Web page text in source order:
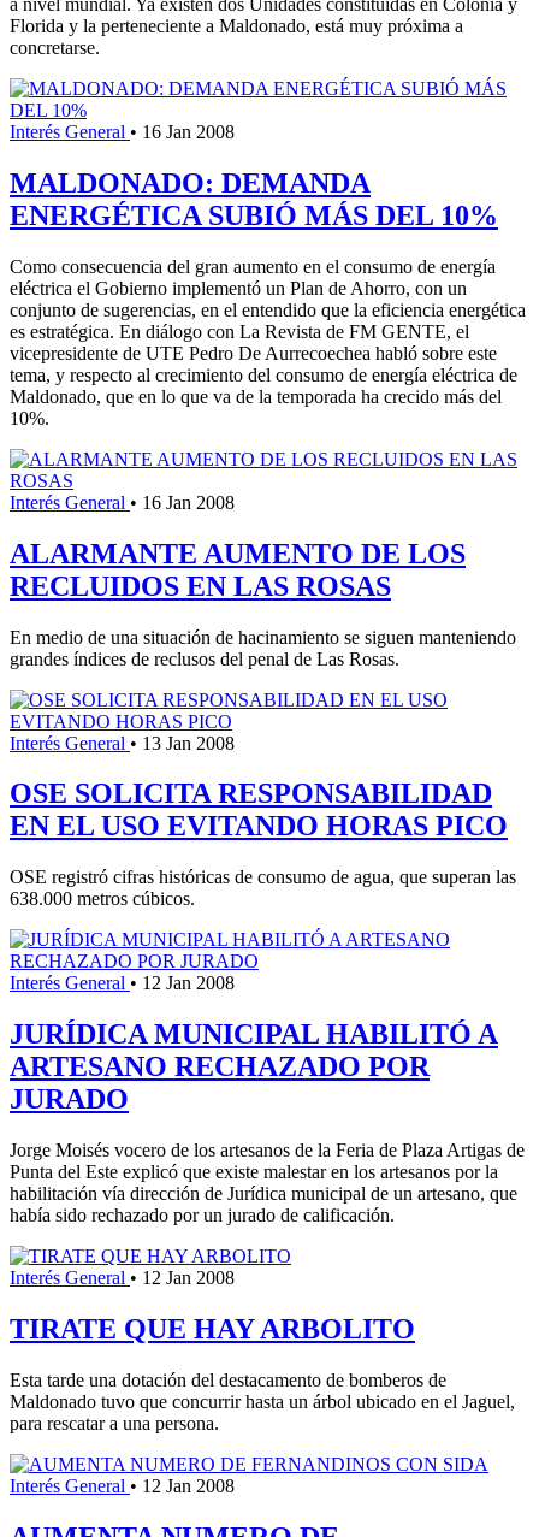
Florida y la perteneciente a Maldonado, está muy próxima a
concretarse.
Interés General • 16 Jan 2008
MALDONADO: DEMANDA
ENERGÉTICA SUBIÓ MÁS DEL 10%
Como consecuencia del gran aumento en el consumo de energía
eléctrica el Gobierno implementó un Plan de Ahorro, con un
conjunto de sugerencias, en el entendido que la eficiencia energética
es estratégica. En diálogo con La Revista de FM GENTE, el
vicepresidente de UTE Pedro De Aurrecoechea habló sobre este
tema, y respecto al crecimiento del consumo de energía eléctrica de
Maldonado, que en lo que va de la temporada ha crecido más del
10%.
Interés General • 16 Jan 2008
ALARMANTE AUMENTO DE LOS
RECLUIDOS EN LAS ROSAS
En medio de una situación de hacinamiento se siguen manteniendo
grandes índices de reclusos del penal de Las Rosas.
Interés General • 13 Jan 2008
OSE SOLICITA RESPONSABILIDAD
EN EL USO EVITANDO HORAS PICO
OSE registró cifras históricas de consumo de agua, que superan las
638.000 metros cúbicos.
Interés General • 12 Jan 2008
JURÍDICA MUNICIPAL HABILITÓ A
ARTESANO RECHAZADO POR
JURADO
Jorge Moisés vocero de los artesanos de la Feria de Plaza Artigas de
Punta del Este explicó que existe malestar en los artesanos por la
habilitación vía dirección de Jurídica municipal de un artesano, que
había sido rechazado por un jurado de calificación.
Interés General • 12 Jan 2008
TIRATE QUE HAY ARBOLITO
Esta tarde una dotación del destacamento de bomberos de
Maldonado tuvo que concurrir hasta un árbol ubicado en el Jaguel,
para rescatar a una persona.
Interés General • 12 Jan 2008